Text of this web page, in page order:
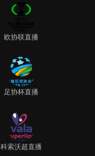
欧协联直播
足协杯直播
科索沃超直播